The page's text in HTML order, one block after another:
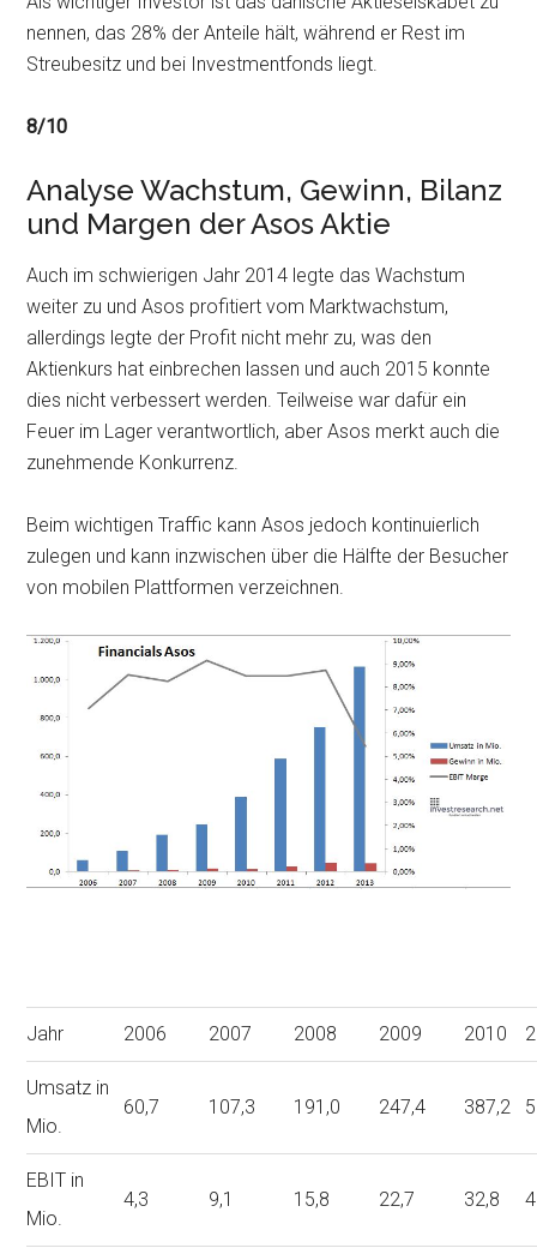
nennen, das 28% der Anteile hält, während er Rest im
Streubesitz und bei Investmentfonds liegt.
8/10
Analyse Wachstum, Gewinn, Bilanz
und Margen der Asos Aktie
Auch im schwierigen Jahr 2014 legte das Wachstum
weiter zu und Asos profitiert vom Marktwachstum,
allerdings legte der Profit nicht mehr zu, was den
Aktienkurs hat einbrechen lassen und auch 2015 konnte
dies nicht verbessert werden. Teilweise war dafür ein
Feuer im Lager verantwortlich, aber Asos merkt auch die
zunehmende Konkurrenz.
Beim wichtigen Traffic kann Asos jedoch kontinuierlich
zulegen und kann inzwischen über die Hälfte der Besucher
von mobilen Plattformen verzeichnen.
Jahr 2006 2007 2008 2009 2010
Umsatz in
Mio.
60,7 107,3 191,0 247,4 387,2
EBIT in
Mio.
4,3 9,1 15,8 22,7 32,8